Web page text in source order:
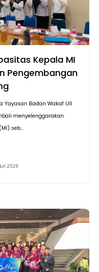
Kepala MI
Pengembangan
Yayasan Badan Wakaf UII
menyelenggarakan
seb...
2026